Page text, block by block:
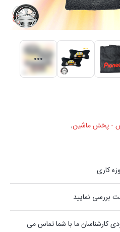
- پخش ماشین,
بررسی نمایید
کارشناسان ما با شما تماس می